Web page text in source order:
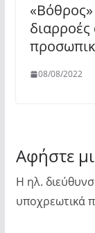
διαρροές
08/08/2022
Αφήστε
Η ηλ.
υποχρεωτικά